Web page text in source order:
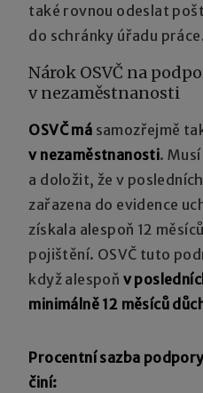
také rovnou odeslat
do schránky úřadu
Nárok OSVČ na
v nezaměstnanosti
OSVČ má samozřejmě
v nezaměstnanosti.
a doložit, že v
zařazena do evidence
získala alespoň 12
pojištění. OSVČ tuto
když alespoň v
minimálně 12 měsíců
Procentní sazba
činí: